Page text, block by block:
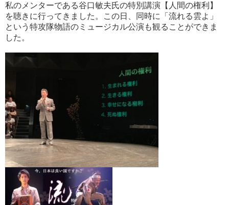
私のメンターである谷口敏夫氏の特別講演【人間の権利】
を聴きに行ってきました。この日、同時に「流れる雲よ」
という特攻隊物語のミュージカル公演も観ることができま
した。